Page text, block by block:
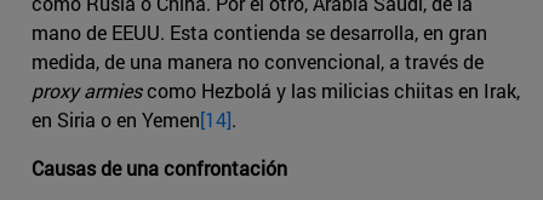
mano de EEUU. Esta contienda se desarrolla, en gran
medida, de una manera no convencional, a través de
proxy armiescomo Hezbolá y las milicias chiitas en Irak,
en Siria o en Yemen[14].
Causas de una confrontación